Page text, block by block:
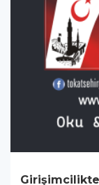
Girişimcilikte